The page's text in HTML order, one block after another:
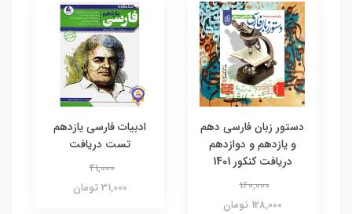
دستور زبان فارسی دهم
و یازدهم و دوازدهم
دریافت کنکور 1401
160,000
128,000 تومان
ادبیات فارسی یازدهم
تست دریافت
41,000
31,000 تومان